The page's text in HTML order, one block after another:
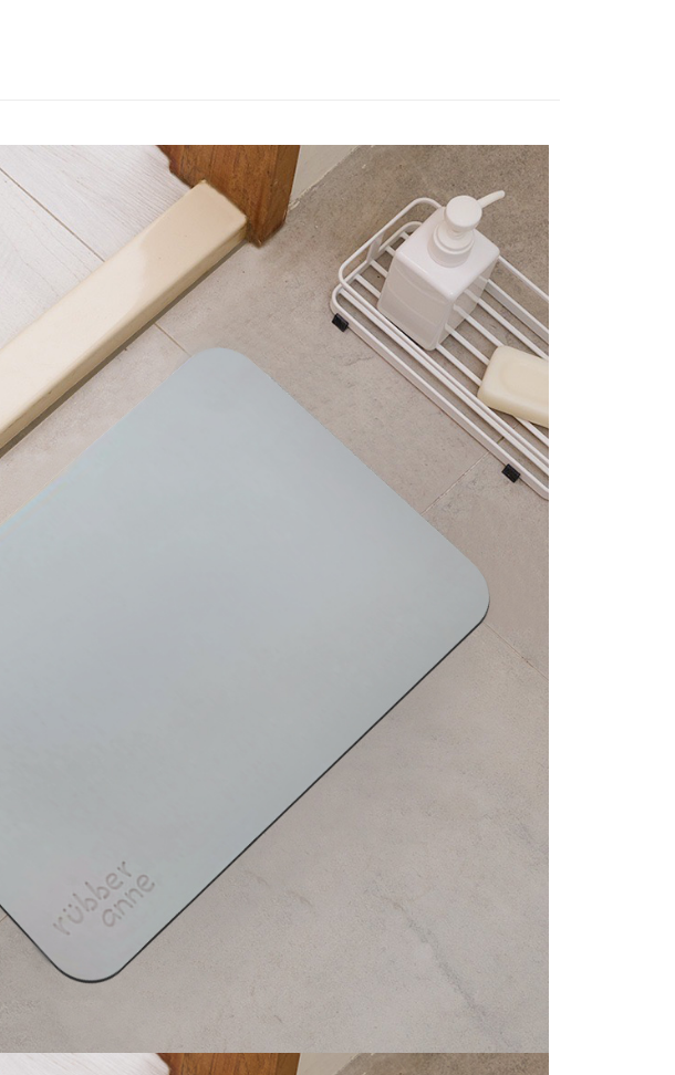
※ 交易是否成功請以「AFTEE先享後付 」之結帳頁面顯示為準，若有關於
是否繳費成功／繳費後需取消欲退款等相關疑問，請聯繫「AFTEE先享後
付客戶支援中心」https://netprotections.freshdesk.com/support/home
【注意事項】
１．透過由恩沛科技股份有限公司提供之「AFTEE先享後付」服務完成之
交易，需依本服務之必要範圍內提供個人資料，並將交易相關給付款項請
求債權轉讓予恩沛科技股份有限公司。
２．關於個人資料處理事宜，請瀏覽以下網址：
https://aftee.tw/terms/#terms3
３．未成年的使用者請事先徵得法定代理人或監護人之同意方可使用
「AFTEE先享後付」，若未經同意申辦者引起之損失，本公司不負相關責
４．使用「AFTEE先享後付」時，將依據個別帳號之用戶狀況，依本公司
即時審查核予不同之上限額度；若仍有額度不足之情形，本公司將視審查
５．嚴禁一人註冊多個帳號或使用他人資訊註冊。若發現惡意使用之情
形，恩沛科技股份有限公司將有權停止該用戶之使用額度並採取法律行
7-11取貨付款
每筆NT$60，滿NT$1,000(含以上)免運費
每筆NT$100，滿NT$1,000(含以上)免運費
黑貓貨到付款
每筆NT$150，滿NT$1,000(含以上)免運費